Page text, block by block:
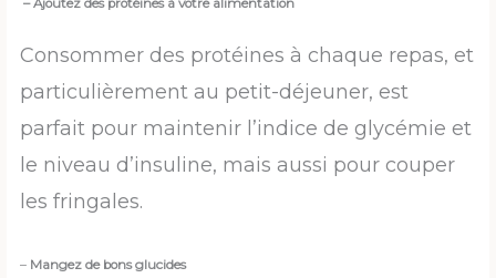
– Ajoutez des protéines à votre alimentation
Consommer des protéines à chaque repas, et
particulièrement au petit-déjeuner, est
parfait pour maintenir l’indice de glycémie et
le niveau d’insuline, mais aussi pour couper
les fringales.
– Mangez de bons glucides